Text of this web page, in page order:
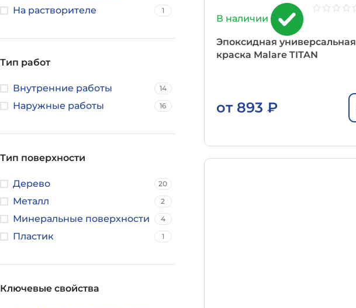
На растворителе 1
Тип работ
Внутренние работы 14
Наружные работы 16
Тип поверхности
Дерево 20
Металл 2
Минеральные поверхности 4
Пластик 1
Ключевые свойства
В наличии
Эпоксидная универсальная
краска Malare TITAN
от 893 ₽